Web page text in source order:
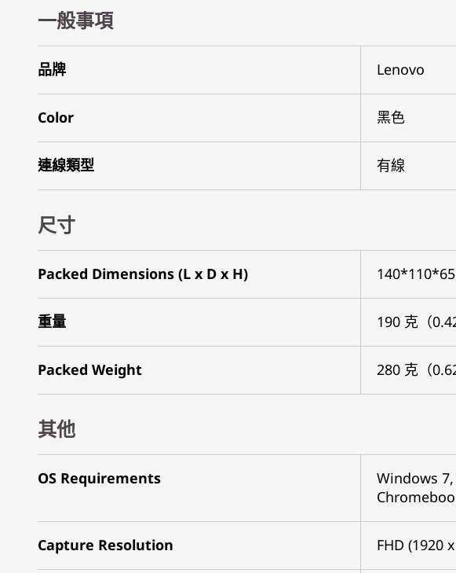
一般事項
品牌 Lenovo
Color 黑色
連線類型 有線
尺寸
Packed Dimensions (L x D x H)
重量 190 克（
Packed Weight 280 克（
其他
OS Requirements
Windows
Capture Resolution FHD (1920